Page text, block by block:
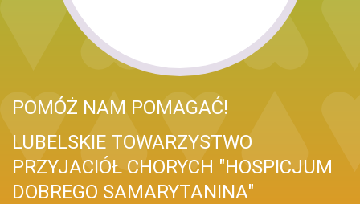
POMÓŻ NAM POMAGAĆ!
LUBELSKIE TOWARZYSTWO
PRZYJACIÓŁ CHORYCH "HOSPICJUM
DOBREGO SAMARYTANINA"